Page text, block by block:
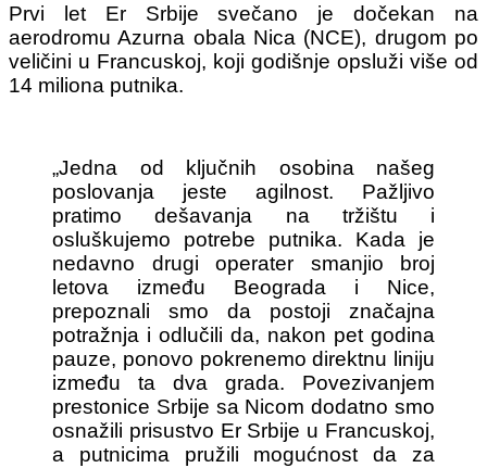
Prvi let Er Srbije svečano je dočekan na
aerodromu Azurna obala Nica (NCE), drugom po
veličini u Francuskoj, koji godišnje opsluži više od
14 miliona putnika.
„Jedna od ključnih osobina našeg
poslovanja jeste agilnost. Pažljivo
pratimo dešavanja na tržištu i
osluškujemo potrebe putnika. Kada je
nedavno drugi operater smanjio broj
letova između Beograda i Nice,
prepoznali smo da postoji značajna
potražnja i odlučili da, nakon pet godina
pauze, ponovo pokrenemo direktnu liniju
između ta dva grada. Povezivanjem
prestonice Srbije sa Nicom dodatno smo
osnažili prisustvo Er Srbije u Francuskoj,
a putnicima pružili mogućnost da za